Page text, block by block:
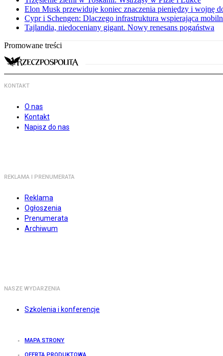
Elon Musk przewiduje koniec znaczenia pieniędzy i wojnę
Cypr i Schengen: Dlaczego infrastruktura wspierająca
Tajlandia, niedoceniany gigant. Nowy renesans pogaństwa
Promowane treści
KONTAKT
O nas
Kontakt
Napisz do nas
REKLAMA I PRENUMERATA
Reklama
Ogłoszenia
Prenumerata
Archiwum
NASZE WYDARZENIA
Szkolenia i konferencje
MAPA STRONY